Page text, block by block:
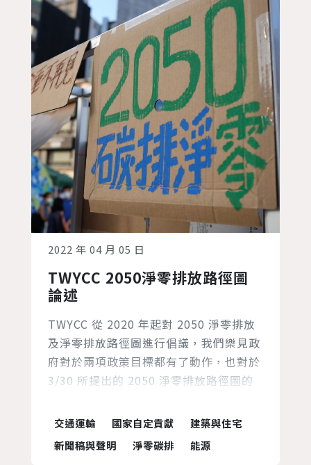
也意...
2022 年 04 月 05 日
TWYCC 2050淨零排放路徑圖
論述
TWYCC 從 2020 年起對 2050 淨零排放
及淨零排放路徑圖進行倡議，我們樂見政
府對於兩項政策目標都有了動作，也對於
3/30 所提出的 2050 淨零排放路徑圖的
業、政府及民間對於未來三十年的想像路
徑——提出階段里程碑讓各方建立短中程
目標、檢視現行政策方向，發現缺乏的前
交通運輸 國家自定貢獻
建築與住宅
新聞稿與聲明
淨零碳排 能源